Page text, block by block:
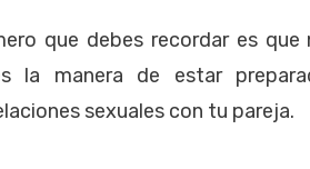
que debes recordar es
la manera de estar
sexuales con tu pareja.